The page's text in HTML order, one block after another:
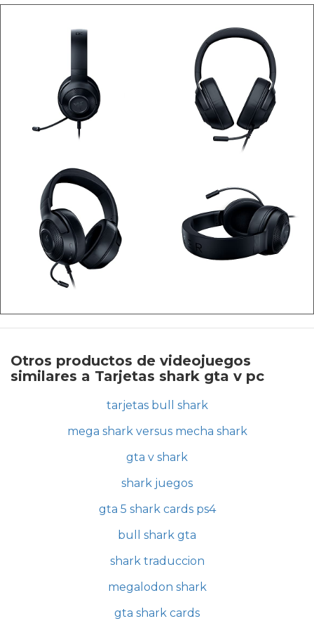
Otros productos de videojuegos
similares a Tarjetas shark gta v pc
tarjetas bull shark
mega shark versus mecha shark
gta v shark
shark juegos
gta 5 shark cards ps4
bull shark gta
shark traduccion
megalodon shark
gta shark cards